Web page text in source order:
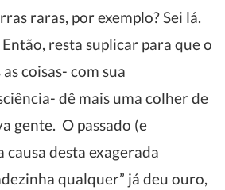
raras, por exemplo? Sei lá.
resta suplicar para que o
coisas- com sua
dê mais uma colher de
gente. O passado (e
causa desta exagerada
qualquer” já deu ouro,